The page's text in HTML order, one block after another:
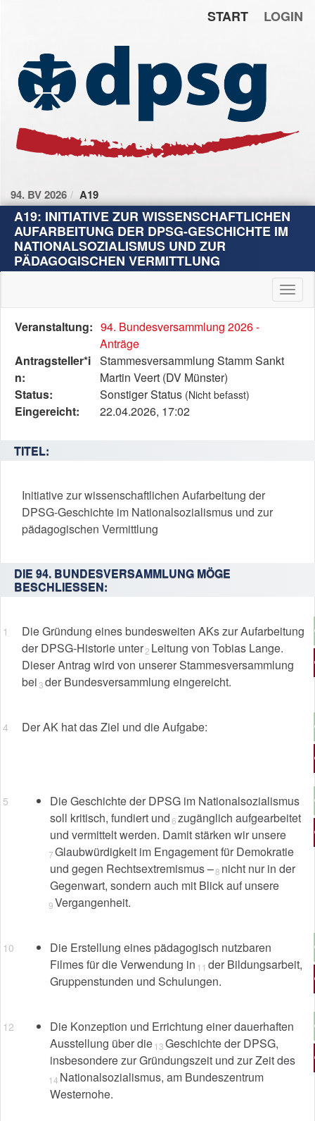
START LOGIN
Startseite
94. BV 2026 A19
A19: INITIATIVE ZUR WISSENSCHAFTLICHEN
AUFARBEITUNG DER DPSG-GESCHICHTE IM
NATIONALSOZIALISMUS UND ZUR
PÄDAGOGISCHEN VERMITTLUNG
Diese
beschreibt
den
Status,
die
und
verschiedene
zum
Antrag
Veranstaltung: 94. Bundesversammlung 2026 -
Anträge
Antragsteller*i
n:
Stammesversammlung Stamm Sankt
Martin Veert (DV Münster)
Status:
Sonstiger Status (Nicht befasst)
Eingereicht: 22.04.2026, 17:02
TITEL:
Initiative zur wissenschaftlichen Aufarbeitung der
DPSG-Geschichte im Nationalsozialismus und zur
pädagogischen Vermittlung
DIE 94. BUNDESVERSAMMLUNG MÖGE
BESCHLIESSEN:
Die Gründung eines bundesweiten AKs zur Aufarbeitung
der DPSG-Historie unter Leitung von Tobias Lange.
Dieser Antrag wird von unserer Stammesversammlung
bei der Bundesversammlung eingereicht.
Der AK hat das Ziel und die Aufgabe:
Die Geschichte der DPSG im Nationalsozialismus
soll kritisch, fundiert und zugänglich aufgearbeitet
und vermittelt werden. Damit stärken wir unsere
Glaubwürdigkeit im Engagement für Demokratie
und gegen Rechtsextremismus – nicht nur in der
Gegenwart, sondern auch mit Blick auf unsere
Vergangenheit.
Die Erstellung eines pädagogisch nutzbaren
Filmes für die Verwendung in
der Bildungsarbeit,
Gruppenstunden und Schulungen.
Die Konzeption und Errichtung einer dauerhaften
Ausstellung über die
Geschichte der DPSG,
insbesondere zur Gründungszeit und zur Zeit des
Nationalsozialismus, am Bundeszentrum
Westernohe.